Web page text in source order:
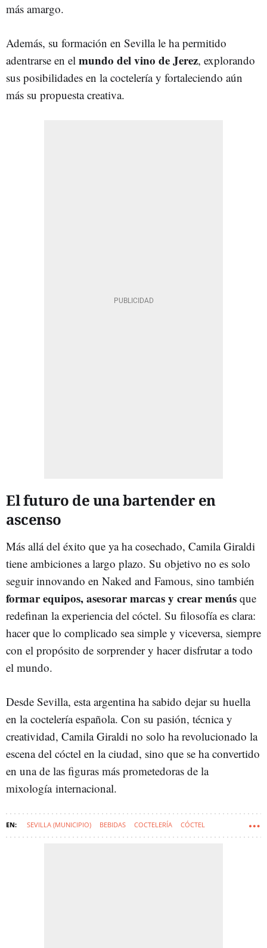
más amargo.
Además, su formación en Sevilla le ha permitido
adentrarse en el mundo del vino de Jerez, explorando
sus posibilidades en la coctelería y fortaleciendo aún
más su propuesta creativa.
El futuro de una bartender en
ascenso
Más allá del éxito que ya ha cosechado, Camila Giraldi
tiene ambiciones a largo plazo. Su objetivo no es solo
seguir innovando en Naked and Famous, sino también
formar equipos, asesorar marcas y crear menús que
redefinan la experiencia del cóctel. Su filosofía es clara:
hacer que lo complicado sea simple y viceversa, siempre
con el propósito de sorprender y hacer disfrutar a todo
el mundo.
Desde Sevilla, esta argentina ha sabido dejar su huella
en la coctelería española. Con su pasión, técnica y
creatividad, Camila Giraldi no solo ha revolucionado la
escena del cóctel en la ciudad, sino que se ha convertido
en una de las figuras más prometedoras de la
mixología internacional.
SEVILLA (MUNICIPIO) BEBIDAS COCTELERÍA CÓCTEL